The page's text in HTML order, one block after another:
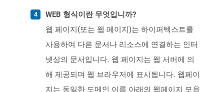
WEB 형식이란 무엇입니까?
웹 페이지(또는 웹 페이지)는 하이퍼텍스트를
사용하여 다른 문서나 리소스에 연결하는 인터
넷상의 문서입니다. 웹 페이지는 웹 서버에 의
해 제공되며 웹 브라우저에 표시됩니다. 웹페이
지는 동일한 도메인 이름 아래의 웹페이지 모음